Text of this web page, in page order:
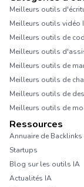
Meilleurs outils
Meilleurs outils vidéo
Meilleurs outils de
Meilleurs outils
Meilleurs outils de
Meilleurs outils de
Meilleurs outils de
Meilleurs outils de
Ressources
Annuaire de Backlinks
Startups
Blog sur les outils IA
Actualités IA